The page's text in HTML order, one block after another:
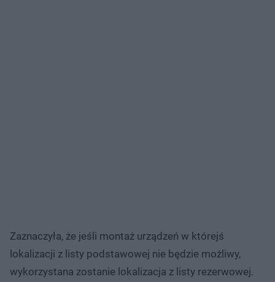
Zaznaczyła, że jeśli montaż urządzeń w którejś
lokalizacji z listy podstawowej nie będzie możliwy,
wykorzystana zostanie lokalizacja z listy rezerwowej.